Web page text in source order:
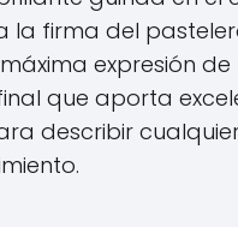
la firma del
expresión
que aporta
describir